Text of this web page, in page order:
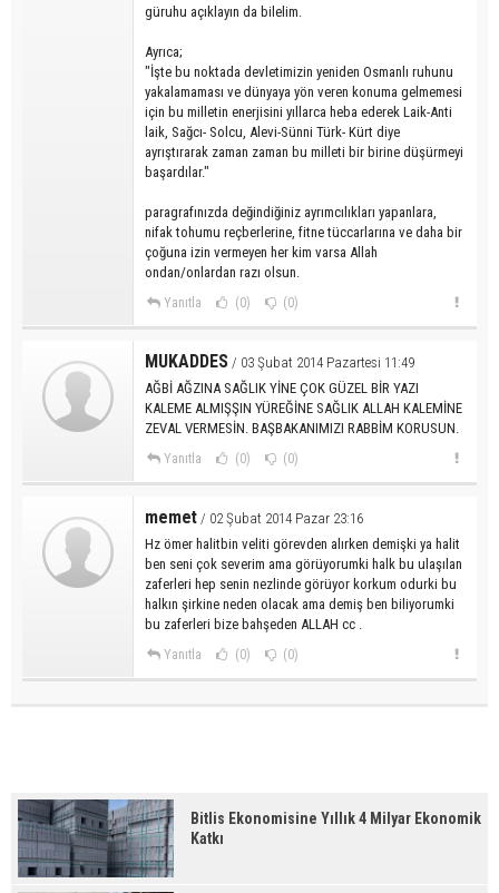
güruhu açıklayın da bilelim.
Ayrıca;
"İşte bu noktada devletimizin yeniden Osmanlı ruhunu
yakalamaması ve dünyaya yön veren konuma gelmemesi
için bu milletin enerjisini yıllarca heba ederek Laik-Anti
laik, Sağcı- Solcu, Alevi-Sünni Türk- Kürt diye
ayrıştırarak zaman zaman bu milleti bir birine düşürmeyi
başardılar."
paragrafınızda değindiğiniz ayrımcılıkları yapanlara,
nifak tohumu reçberlerine, fitne tüccarlarına ve daha bir
çoğuna izin vermeyen her kim varsa Allah
ondan/onlardan razı olsun.
Yanıtla (0) (0)
MUKADDES / 03 Şubat 2014 Pazartesi 11:49
AĞBİ AĞZINA SAĞLIK YİNE ÇOK GÜZEL BİR YAZI
KALEME ALMIŞŞIN YÜREĞİNE SAĞLIK ALLAH KALEMİNE
ZEVAL VERMESİN. BAŞBAKANIMIZI RABBİM KORUSUN.
Yanıtla (0) (0)
memet / 02 Şubat 2014 Pazar 23:16
Hz ömer halitbin veliti görevden alırken demişki ya halit
ben seni çok severim ama görüyorumki halk bu ulaşılan
zaferleri hep senin nezlinde görüyor korkum odurki bu
halkın şirkine neden olacak ama demiş ben biliyorumki
bu zaferleri bize bahşeden ALLAH cc .
Yanıtla (0) (0)
Bitlis Ekonomisine Yıllık 4 Milyar Ekonomik
Katkı